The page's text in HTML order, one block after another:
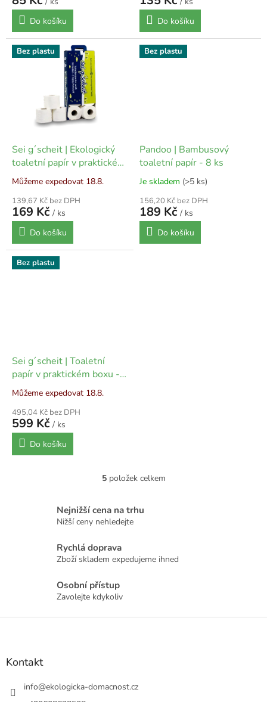
Do košíku
Do košíku
Bez plastu
Sei g´scheit | Ekologický
toaletní papír v praktickém
boxu - 10 ks
Můžeme expedovat 18.8.
139,67 Kč bez DPH
169 Kč / ks
Do košíku
Bez plastu
Pandoo | Bambusový
toaletní papír - 8 ks
Je skladem (>5 ks)
156,20 Kč bez DPH
189 Kč / ks
Do košíku
Bez plastu
Sei g´scheit | Toaletní
papír v praktickém boxu -
40 ks
Můžeme expedovat 18.8.
495,04 Kč bez DPH
599 Kč / ks
Do košíku
O
l
á
d
í
y
u
5položek celkem
Nejnižší cena na trhu
Nižší ceny nehledejte
Rychlá doprava
Zboží skladem expedujeme ihned
Osobní přístup
Zavolejte kdykoliv
Z
Kontakt
info@ekologicka-domacnost.cz